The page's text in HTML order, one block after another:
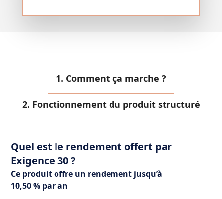
1. Comment ça marche ?
2. Fonctionnement du produit structuré
Quel est le rendement offert par
Exigence 30 ?
Ce produit offre un rendement jusqu’à
10,50 % par an